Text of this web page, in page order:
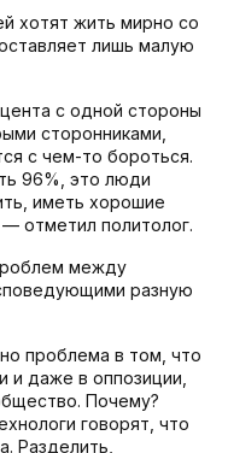
хотят жить мирно со
лишь малую
с одной стороны
сторонниками,
с чем-то бороться.
96%, это люди
иметь хорошие
отметил политолог.
между
разную
проблема в том, что
и даже в оппозиции,
Почему?
говорят, что
Разделить,